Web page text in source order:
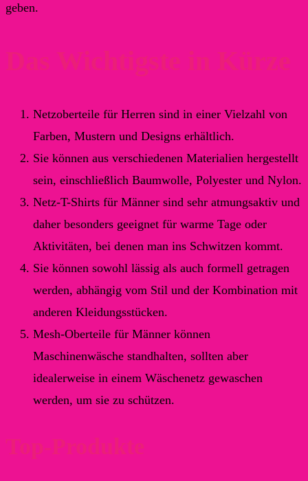
geben.
Das Wichtigste in Kürze
Netzoberteile für Herren sind in einer Vielzahl von
Farben, Mustern und Designs erhältlich.
Sie können aus verschiedenen Materialien hergestellt
sein, einschließlich Baumwolle, Polyester und Nylon.
Netz-T-Shirts für Männer sind sehr atmungsaktiv und
daher besonders geeignet für warme Tage oder
Aktivitäten, bei denen man ins Schwitzen kommt.
Sie können sowohl lässig als auch formell getragen
werden, abhängig vom Stil und der Kombination mit
anderen Kleidungsstücken.
Mesh-Oberteile für Männer können
Maschinenwäsche standhalten, sollten aber
idealerweise in einem Wäschenetz gewaschen
werden, um sie zu schützen.
Top-Produkte